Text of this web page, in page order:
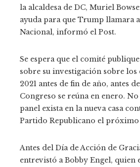
la alcaldesa de DC, Muriel
ayuda para que Trump llamara
Nacional, informó el Post.
Se espera que el comité
sobre su investigación sobre
2021 antes de fin de año, antes
Congreso se reúna en enero. No
panel exista en la nueva casa
Partido Republicano el próximo
Antes del Día de Acción de
entrevistó a Bobby Engel,